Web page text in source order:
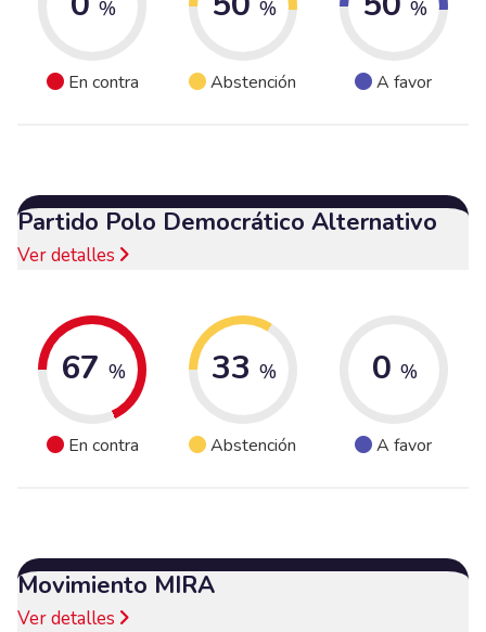
%
En contra
%
Abstención
%
A favor
Partido Polo Democrático Alternativo
Ver detalles
67 %
En contra
33 %
Abstención
0 %
A favor
Movimiento MIRA
Ver detalles